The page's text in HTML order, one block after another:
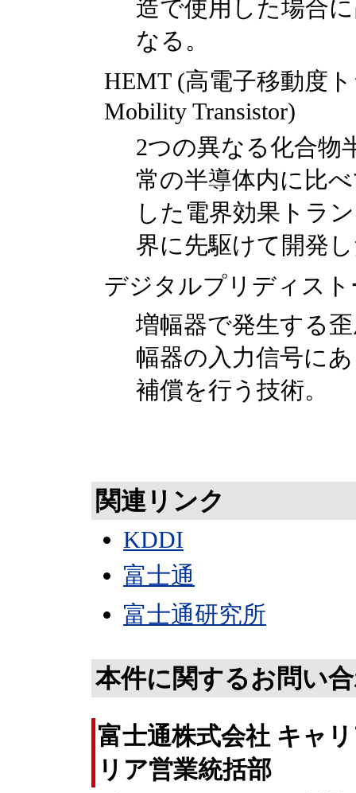
造で使用した場合
なる。
HEMT (高電子移動度
Mobility Transistor)
2つの異なる化合物
常の半導体内に比
した電界効果トラ
界に先駆けて開発
デジタルプリディス
増幅器で発生する
幅器の入力信号に
補償を行う技術。
関連リンク
KDDI
富士通
富士通研究所
本件に関するお問い
富士通株式会社 キャ
リア営業統括部